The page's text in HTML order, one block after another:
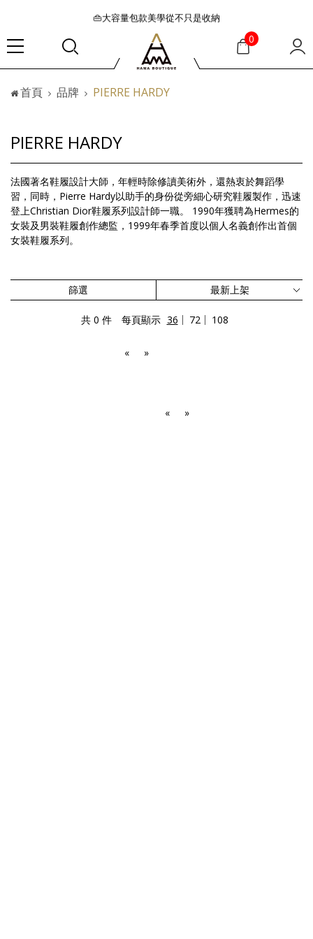
👜大容量包款美學從不只是收納
『折扣』降臨，將時髦夏季全部收藏
🟤「萬元初」入手HEREU小眾靜奢品牌包款
🟤TODS的義大利經典美學超越了短暫流行
🛒過季典藏特惠·折上再折
🟤「萬元初」入手HEREU小眾靜奢品牌包款
0
首頁 品牌 PIERRE HARDY
PIERRE HARDY
法國著名鞋履設計大師，年輕時除修讀美術外，還熱衷於舞蹈學
習，同時，Pierre Hardy以助手的身份從旁細心研究鞋履製作，迅速
登上Christian Dior鞋履系列設計師一職。 1990年獲聘為Hermes的
女裝及男裝鞋履創作總監，1999年春季首度以個人名義創作出首個
女裝鞋履系列。
篩選
共 0 件 每頁顯示 36 72 108
« »
« »